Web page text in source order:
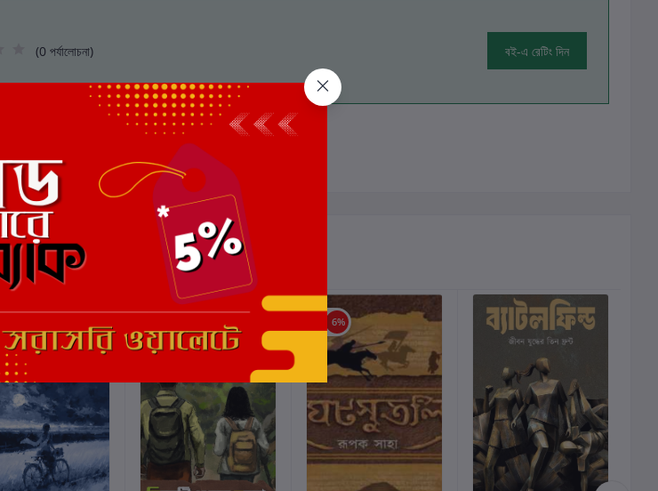
(0 পর্যালোচনা) বই-এ রেটিং দিন
এই বইয়ের জন্য এখনও কোন পর্যালোচনা নেই
6%